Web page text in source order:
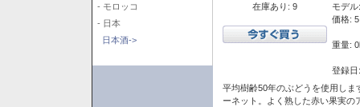
- モロッコ
- 日本
日本酒->
在庫あり: 9
モデル:
価格:
重量:
登録
平均樹齢50年のぶどうを使用し
ーネット。よく熟した赤い果実